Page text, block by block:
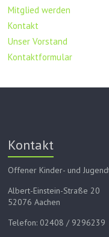
Mitglied werden
Kontakt
Unser Vorstand
Kontaktformular
Kontakt
Offener Kinder- und
Albert-Einstein-Straße 20
52076 Aachen
Telefon: 02408 / 9296239